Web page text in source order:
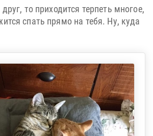
то приходится терпеть многое,
спать прямо на тебя. Ну, куда